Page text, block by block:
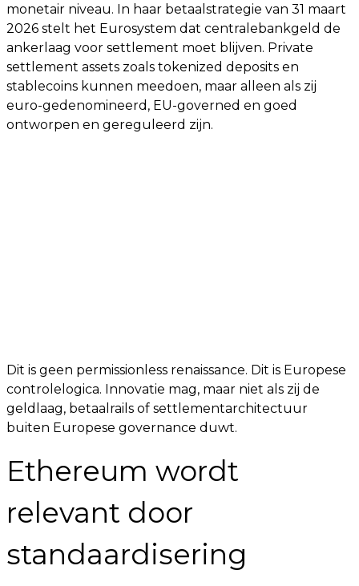
monetair niveau. In haar betaalstrategie van 31 maart
2026 stelt het Eurosystem dat centralebankgeld de
ankerlaag voor settlement moet blijven. Private
settlement assets zoals tokenized deposits en
stablecoins kunnen meedoen, maar alleen als zij
euro-gedenomineerd, EU-governed en goed
ontworpen en gereguleerd zijn.
Dit is geen permissionless renaissance. Dit is Europese
controlelogica. Innovatie mag, maar niet als zij de
geldlaag, betaalrails of settlementarchitectuur
buiten Europese governance duwt.
Ethereum wordt
relevant door
standaardisering